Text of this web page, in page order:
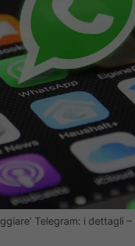
Telegram: i dettagli